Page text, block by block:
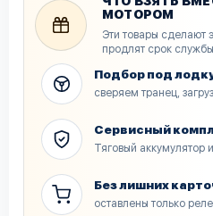
МОТОРОМ
Эти товары сделают
продлят срок
Подбор под
сверяем транец,
Сервисный
Тяговый аккумулятор
Без лишних
оставлены только